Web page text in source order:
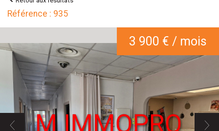
Référence : 935
3 900 € / mois